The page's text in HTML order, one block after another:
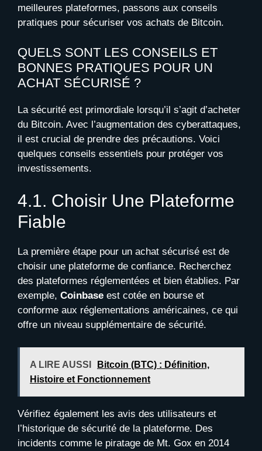
meilleures plateformes, passons aux conseils
pratiques pour sécuriser vos achats de Bitcoin.
QUELS SONT LES CONSEILS ET
BONNES PRATIQUES POUR UN
ACHAT SÉCURISÉ ?
La sécurité est primordiale lorsqu’il s’agit d’acheter
du Bitcoin. Avec l’augmentation des cyberattaques,
il est crucial de prendre des précautions. Voici
quelques conseils essentiels pour protéger vos
investissements.
4.1. Choisir Une Plateforme
Fiable
La première étape pour un achat sécurisé est de
choisir une plateforme de confiance. Recherchez
des plateformes réglementées et bien établies. Par
exemple, Coinbase est cotée en bourse et
conforme aux réglementations américaines, ce qui
offre un niveau supplémentaire de sécurité.
A LIRE AUSSI
Bitcoin (BTC) : Définition,
Histoire et Fonctionnement
Vérifiez également les avis des utilisateurs et
l’historique de sécurité de la plateforme. Des
incidents comme le piratage de Mt. Gox en 2014